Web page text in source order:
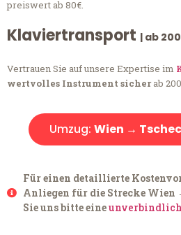
preiswert ab 80€.
Klaviertransport | ab
Vertrauen Sie auf unsere Expertise im
wertvolles Instrument sicherab
Umzug: Wien →
Für einen detaillierte
Anliegen für die Strecke Wien
Sie uns bitte eine